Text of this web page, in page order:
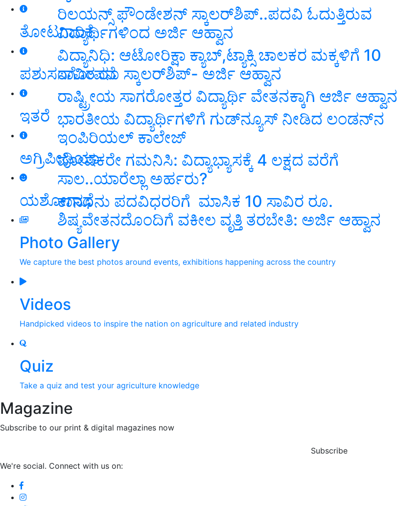
ತೋಟಗಾರಿಕೆ
ಪಶುಸಂಗೋಪನೆ
ಇತರೆ
ಅಗ್ರಿಪೀಡಿಯಾ
ಯಶೋಗಾಥೆ
Photo Gallery
We capture the best photos around events, exhibitions happening across the country
Videos
Handpicked videos to inspire the nation on agriculture and related industry
Quiz
Take a quiz and test your agriculture knowledge
Magazine
Subscribe to our print & digital magazines now
Subscribe
We're social. Connect with us on:
ರಿಲಯನ್ಸ್‌ ಫೌಂಡೇಶನ್‌ ಸ್ಕಾಲರ್‌ಶಿಪ್‌..ಪದವಿ ಓದುತ್ತಿರುವ
ವಿದ್ಯಾರ್ಥಿಗಳಿಂದ ಅರ್ಜಿ ಆಹ್ವಾನ
ವಿದ್ಯಾನಿಧಿ: ಆಟೋರಿಕ್ಷಾ ಕ್ಯಾಬ್,ಟ್ಯಾಕ್ಸಿ ಚಾಲಕರ ಮಕ್ಕಳಿಗೆ 10
ಸಾವಿರ ರೂ ಸ್ಕಾಲರ್‌ಶಿಪ್‌- ಅರ್ಜಿ ಆಹ್ವಾನ
ರಾಷ್ಟ್ರೀಯ ಸಾಗರೋತ್ತರ ವಿದ್ಯಾರ್ಥಿ ವೇತನಕ್ಕಾಗಿ ಆರ್ಜಿ ಆಹ್ವಾನ
ಭಾರತೀಯ ವಿದ್ಯಾರ್ಥಿಗಳಿಗೆ ಗುಡ್‌ನ್ಯೂಸ್‌ ನೀಡಿದ ಲಂಡನ್‌ನ
ಇಂಪಿರಿಯಲ್‌ ಕಾಲೇಜ್‌
ಪೋಷಕರೇ ಗಮನಿಸಿ: ವಿದ್ಯಾಭ್ಯಾಸಕ್ಕೆ 4 ಲಕ್ಷದ ವರೆಗೆ
ಸಾಲ..ಯಾರೆಲ್ಲಾ ಅರ್ಹರು?
ಕಾನೂನು ಪದವಿಧರರಿಗೆ ಮಾಸಿಕ 10 ಸಾವಿರ ರೂ.
ಶಿಷ್ಯವೇತನದೊಂದಿಗೆ ವಕೀಲ ವೃತ್ತಿ ತರಬೇತಿ: ಅರ್ಜಿ ಆಹ್ವಾನ